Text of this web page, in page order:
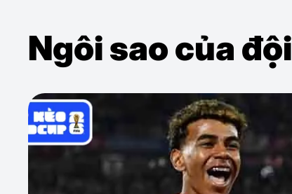
Ngôi sao của đội